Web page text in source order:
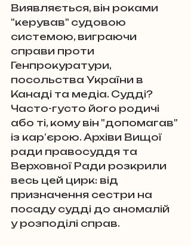
Виявляється, він роками
"керував" судовою
системою, виграючи
справи проти
Генпрокуратури,
посольства України в
Канаді та медіа. Судді?
Часто-густо його родичі
або ті, кому він "допомагав"
із кар’єрою. Архіви Вищої
ради правосуддя та
Верховної Ради розкрили
весь цей цирк: від
призначення сестри на
посаду судді до аномалій
у розподілі справ.